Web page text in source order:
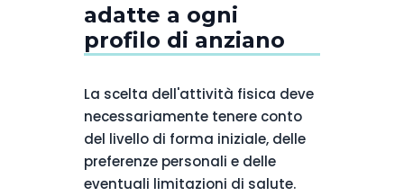
adatte a ogni
profilo di anziano
La scelta dell'attività fisica deve
necessariamente tenere conto
del livello di forma iniziale, delle
preferenze personali e delle
eventuali limitazioni di salute.